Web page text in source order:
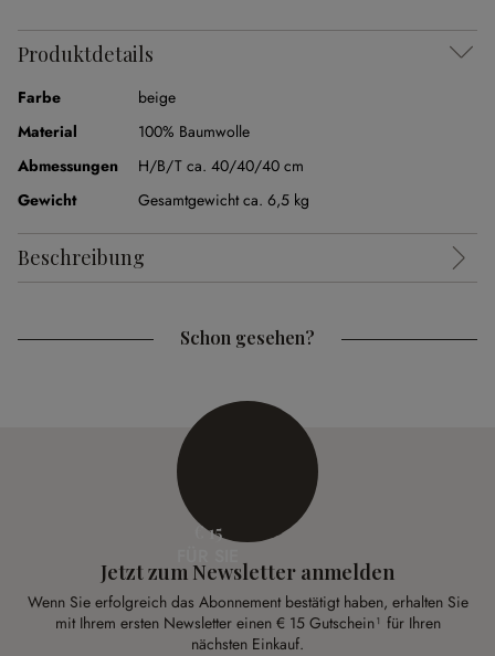
Produktdetails
Farbe
beige
Material
100% Baumwolle
Abmessungen
H/B/T ca. 40/40/40 cm
Gewicht
Gesamtgewicht ca. 6,5 kg
Beschreibung
Schon gesehen?
€ 15
Jetzt zum Newsletter anmelden
Wenn Sie erfolgreich das Abonnement bestätigt haben, erhalten Sie
mit Ihrem ersten Newsletter einen € 15 Gutschein¹ für Ihren
nächsten Einkauf.